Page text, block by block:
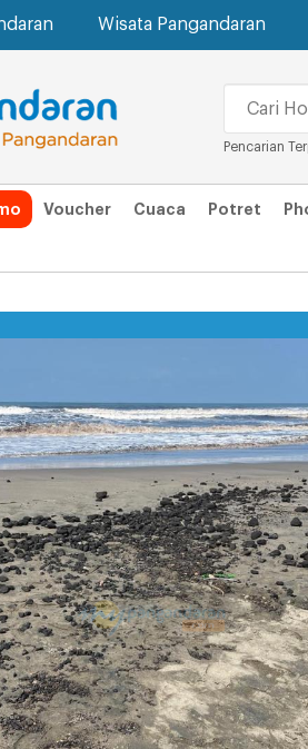
Wisata Pangandaran
Pencarian
Voucher Cuaca Potret